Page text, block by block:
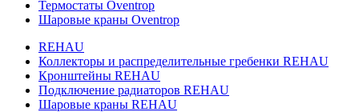
Термостаты Oventrop
Шаровые краны Oventrop
REHAU
Коллекторы и распределительные гребенки REHAU
Кронштейны REHAU
Подключение радиаторов REHAU
Шаровые краны REHAU